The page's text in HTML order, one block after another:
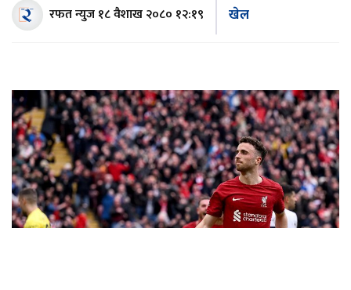
रफत न्युज१८ वैशाख २०८० १२:१९ खेल